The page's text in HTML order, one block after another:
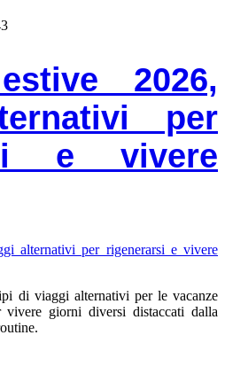
2026,
per
e vivere
di viaggi alternativi per le vacanze
giorni diversi distaccati dalla